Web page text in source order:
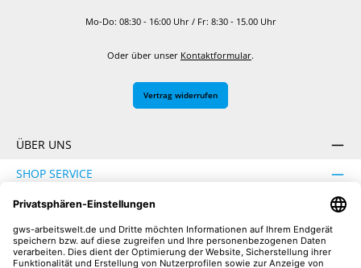
Mo-Do: 08:30 - 16:00 Uhr / Fr: 8:30 - 15.00 Uhr
Oder über unser Kontaktformular.
Vertrag widerrufen
ÜBER UNS
SHOP SERVICE
INFORMATION
SICHER EINKAUFEN
UNSERE COMMUNITIES